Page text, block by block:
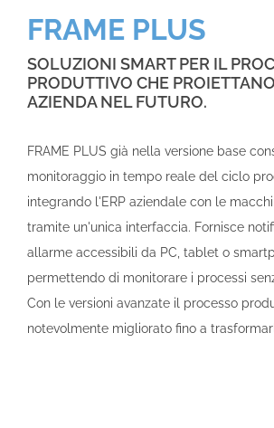
FRAME PLUS
SOLUZIONI SMART PER IL
PRODUTTIVO CHE
AZIENDA NEL FUTURO.
FRAME PLUS già nella versione base
monitoraggio in tempo reale del ciclo
integrando l'ERP aziendale con le
tramite un'unica interfaccia. Fornisce
allarme accessibili da PC, tablet o
permettendo di monitorare i processi
Con le versioni avanzate il processo
notevolmente migliorato fino a